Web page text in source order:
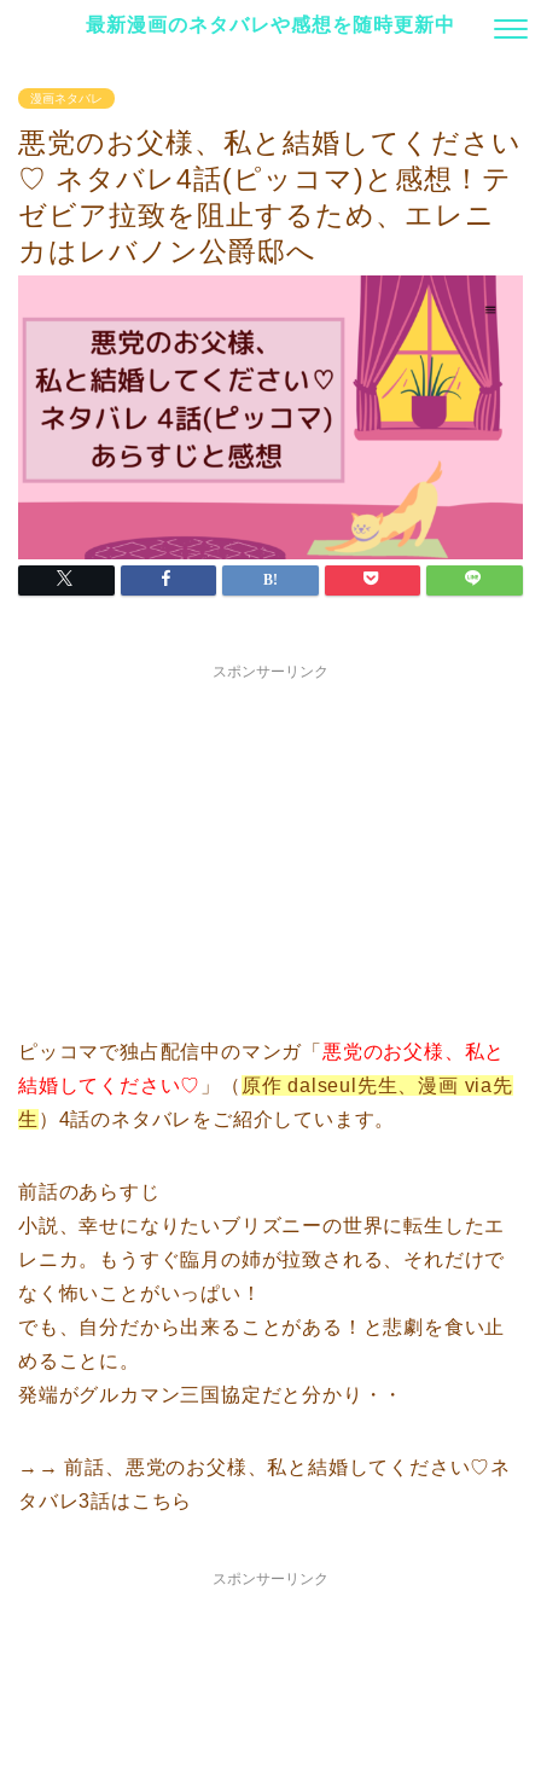
最新漫画のネタバレや感想を随時更新中
漫画ネタバレ
悪党のお父様、私と結婚してください
♡ ネタバレ4話(ピッコマ)と感想！テ
ゼビア拉致を阻止するため、エレニ
カはレバノン公爵邸へ
スポンサーリンク
ピッコマで独占配信中のマンガ「 悪党のお父様、私と
結婚してください♡ 」（ 原作 dalseul先生、漫画 via先
生 ）4話のネタバレをご紹介しています。
前話のあらすじ
小説、幸せになりたいブリズニーの世界に転生したエ
レニカ。もうすぐ臨月の姉が拉致される、それだけで
なく怖いことがいっぱい！
でも、自分だから出来ることがある！と悲劇を食い止
めることに。
発端がグルカマン三国協定だと分かり・・
→→ 前話、悪党のお父様、私と結婚してください♡ネ
タバレ3話はこちら
スポンサーリンク